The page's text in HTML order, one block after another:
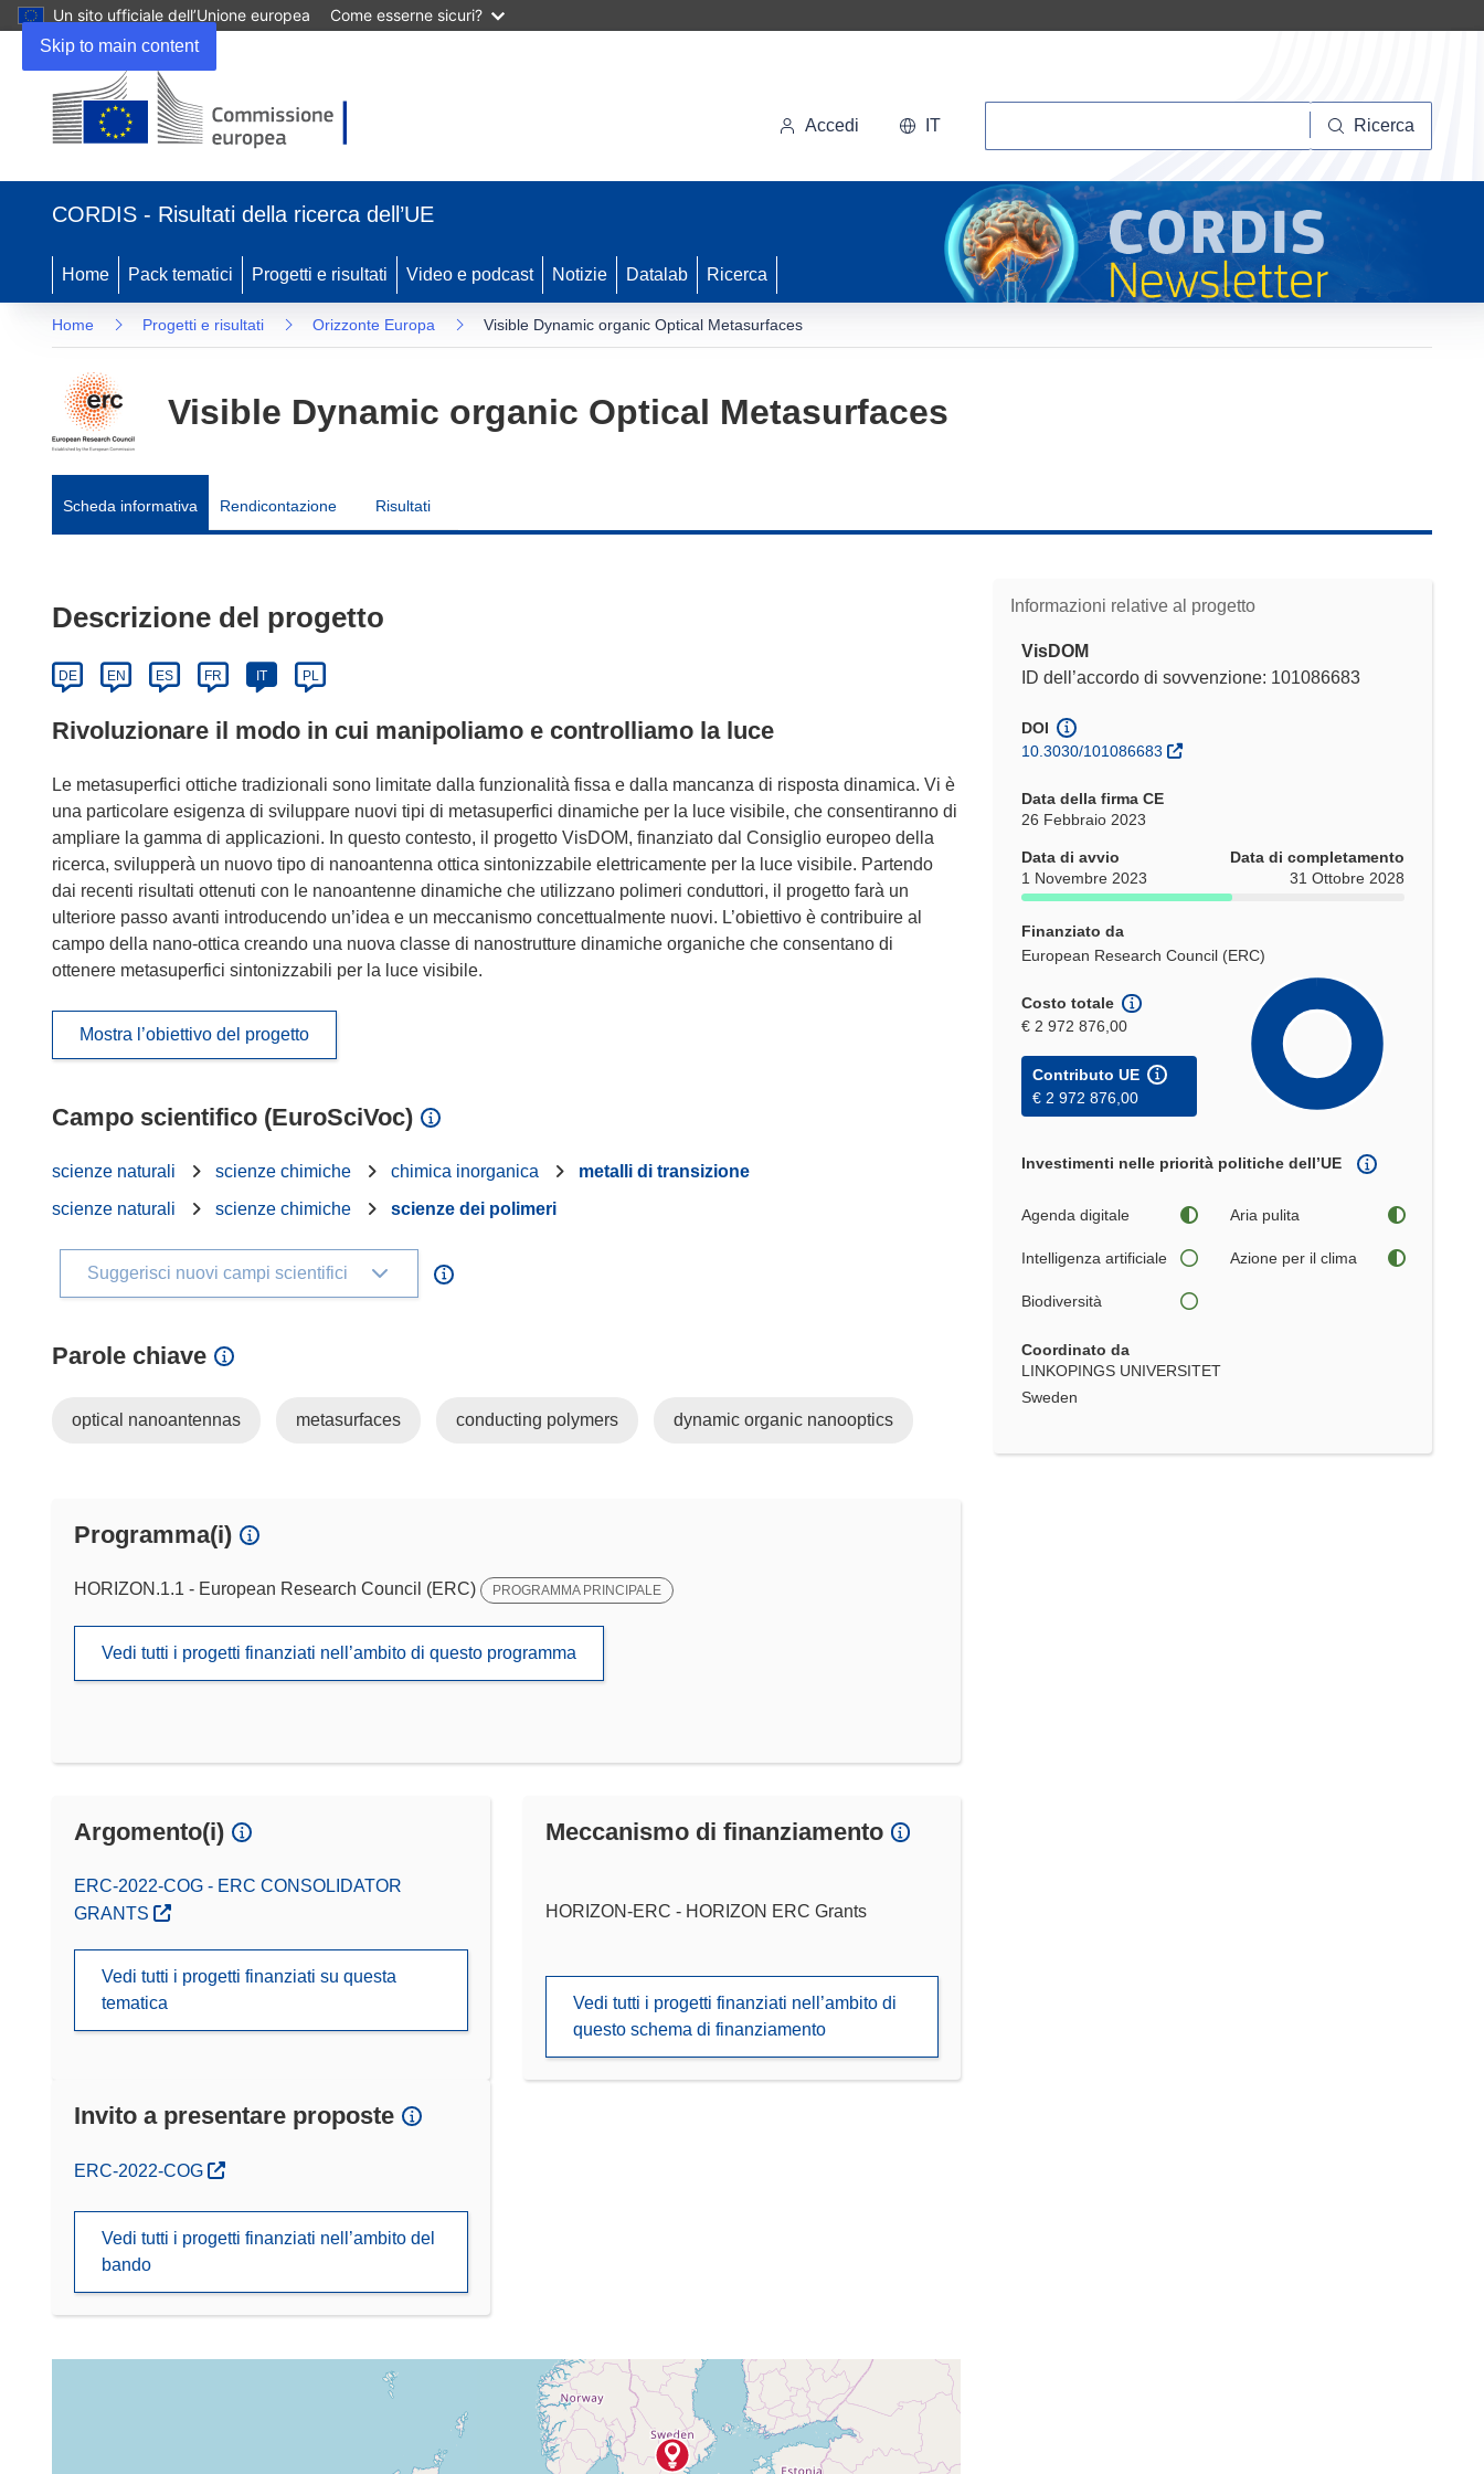
Skip to main content
Un sito ufficiale dell’Unione europea Come esserne sicuri?
Accedi IT Ricerca
CORDIS - Risultati della ricerca dell’UE
Home Pack tematici Progetti e risultati Video e podcast Notizie Datalab Ricerca
Home Progetti e risultati Orizzonte Europa Visible Dynamic organic Optical Metasurfaces
Visible Dynamic organic Optical Metasurfaces
Scheda informativa Rendicontazione Risultati
Informazioni relative al progetto
VisDOM
ID dell’accordo di sovvenzione: 101086683
DOI
10.3030/101086683
Data della firma CE
26 Febbraio 2023
Data di avvio
1 Novembre 2023
Data di completamento
31 Ottobre 2028
Finanziato da
European Research Council (ERC)
Costo totale
€ 2 972 876,00
Contributo UE
€ 2 972 876,00
Investimenti nelle priorità politiche dell’UE
Agenda digitale Aria pulita
Intelligenza artificiale Azione per il clima
Biodiversità
Coordinato da
LINKOPINGS UNIVERSITET
Sweden
Descrizione del progetto
DE EN ES FR IT PL
Rivoluzionare il modo in cui manipoliamo e controlliamo la luce
Le metasuperfici ottiche tradizionali sono limitate dalla funzionalità fissa e dalla mancanza di risposta dinamica. Vi è
una particolare esigenza di sviluppare nuovi tipi di metasuperfici dinamiche per la luce visibile, che consentiranno di
ampliare la gamma di applicazioni. In questo contesto, il progetto VisDOM, finanziato dal Consiglio europeo della
ricerca, svilupperà un nuovo tipo di nanoantenna ottica sintonizzabile elettricamente per la luce visibile. Partendo
dai recenti risultati ottenuti con le nanoantenne dinamiche che utilizzano polimeri conduttori, il progetto farà un
ulteriore passo avanti introducendo un’idea e un meccanismo concettualmente nuovi. L’obiettivo è contribuire al
campo della nano-ottica creando una nuova classe di nanostrutture dinamiche organiche che consentano di
ottenere metasuperfici sintonizzabili per la luce visibile.
Mostra l’obiettivo del progetto
Campo scientifico (EuroSciVoc)
scienze naturali scienze chimiche chimica inorganica
metalli di transizione
scienze naturali
scienze chimiche scienze dei polimeri
Suggerisci nuovi campi scientifici
Parole chiave
optical nanoantennas metasurfaces conducting polymers dynamic organic nanooptics
Programma(i)
HORIZON.1.1 - European Research Council (ERC) PROGRAMMA PRINCIPALE
Vedi tutti i progetti finanziati nell’ambito di questo programma
Argomento(i)
ERC-2022-COG - ERC CONSOLIDATOR
GRANTS
Vedi tutti i progetti finanziati su questa
tematica
Meccanismo di finanziamento
HORIZON-ERC - HORIZON ERC Grants
Vedi tutti i progetti finanziati nell’ambito di
questo schema di finanziamento
Invito a presentare proposte
(si apre in una nuova finestra)
ERC-2022-COG
Vedi tutti i progetti finanziati nell’ambito del
bando